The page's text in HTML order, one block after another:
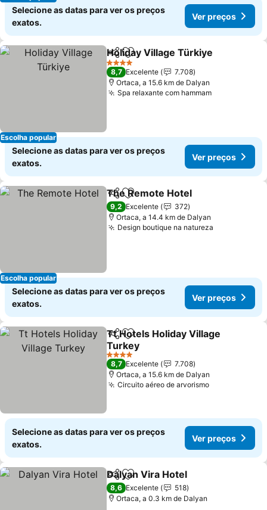
Selecione as datas para ver os preços
exatos.
Ver preços
Escolha popular
PartilharAdicionar aos favoritos
Holiday Village Türkiye
4 Estrelas
8,7 Excelente
7.708
Ortaca, a 15.6 km de Dalyan
Spa relaxante com hammamVer preços
Selecione as datas para ver os preços
exatos.
Ver preços
Escolha popular
PartilharAdicionar aos favoritos
The Remote Hotel
9,2 Excelente
372
Ortaca, a 14.4 km de Dalyan
Design boutique na natureza
Selecione as datas para ver os preços
exatos.
Ver preços
PartilharAdicionar aos favoritos
Tt Hotels Holiday Village
Turkey
Ver preços
4 Estrelas
8,7 Excelente
7.708
Ortaca, a 15.6 km de Dalyan
Circuito aéreo de arvorismoVer preços
Selecione as datas para ver os preços
exatos.
Ver preços
PartilharAdicionar aos favoritos
Dalyan Vira Hotel
8,6 Excelente
518
Ortaca, a 0.3 km de Dalyan